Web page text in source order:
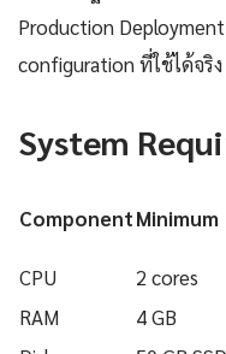
Production
configuration ที่ใช้ได้จริง
System
ComponentMinimum
CPU
2 cores
RAM
4 GB